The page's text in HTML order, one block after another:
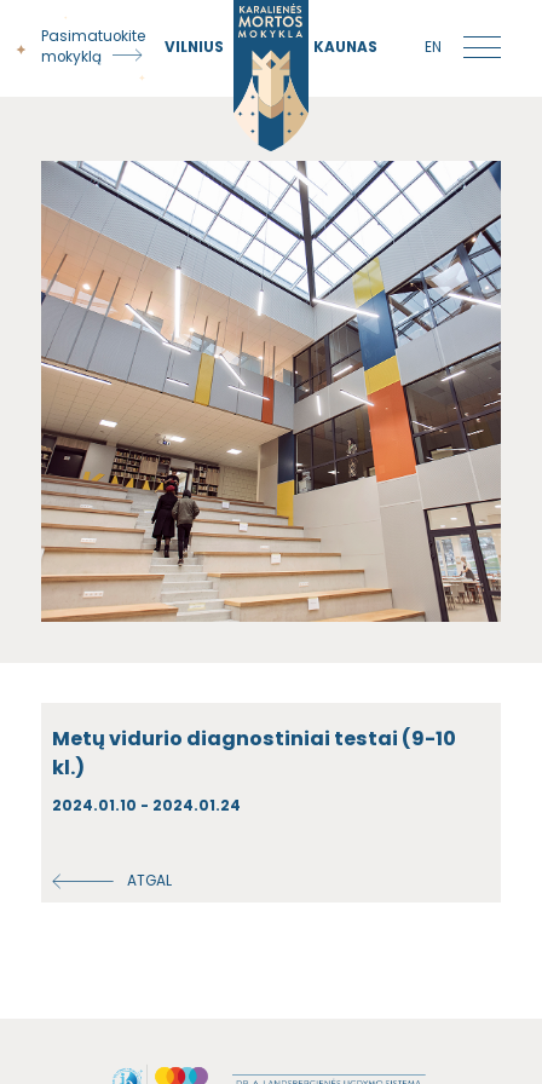
Pasimatuokite
mokyklą
VILNIUS KAUNAS EN
Metų vidurio diagnostiniai testai (9-10
kl.)
2024.01.10 - 2024.01.24
ATGAL